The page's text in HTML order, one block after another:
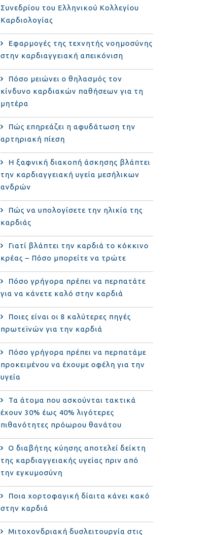
Συνεδρίου του Ελληνικού Κολλεγίου
Καρδιολογίας
Εφαρμογές της τεχνητής νοημοσύνης
στην καρδιαγγειακή απεικόνιση
Πόσο μειώνει ο θηλασμός τον
κίνδυνο καρδιακών παθήσεων για τη
μητέρα
Πώς επηρεάζει η αφυδάτωση την
αρτηριακή πίεση
Η ξαφνική διακοπή άσκησης βλάπτει
την καρδιαγγειακή υγεία μεσήλικων
ανδρών
Πώς να υπολογίσετε την ηλικία της
καρδιάς
Γιατί βλάπτει την καρδιά το κόκκινο
κρέας – Πόσο μπορείτε να τρώτε
Πόσο γρήγορα πρέπει να περπατάτε
για να κάνετε καλό στην καρδιά
Ποιες είναι οι 8 καλύτερες πηγές
πρωτεϊνών για την καρδιά
Πόσο γρήγορα πρέπει να περπατάμε
προκειμένου να έχουμε οφέλη για την
υγεία
Τα άτομα που ασκούνται τακτικά
έχουν 30% έως 40% λιγότερες
πιθανότητες πρόωρου θανάτου
Ο διαβήτης κύησης αποτελεί δείκτη
της καρδιαγγειακής υγείας πριν από
την εγκυμοσύνη
Ποια χορτοφαγική δίαιτα κάνει κακό
στην καρδιά
Μιτοχονδριακή δυσλειτουργία στις